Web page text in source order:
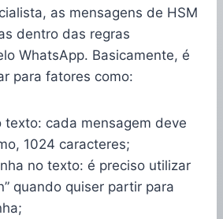
as mensagens de HSM
dentro das regras
WhatsApp. Basicamente, é
para fatores como:
texto: cada mensagem deve
1024 caracteres;
no texto: é preciso utilizar
quando quiser partir para